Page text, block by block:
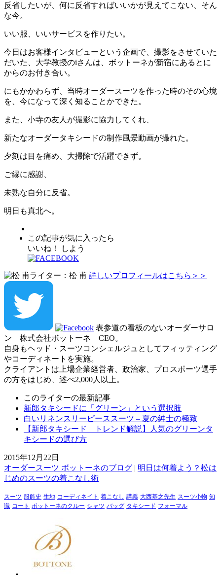
反省したいが、何に反省すればいいかが見えてこない、そん
な今。
いい服、いいサービスを作りたい。
今日はお客様インタビューという企画で、撮影をさせていた
だいた、大学教授のiさんは、ボットーネが新宿にあるとに
からのお付き合い。
にもかかわらず、当時オーダースーツを作った時のその心境
を、今になって深く知ることかできた。
また、小寺の友人が撮影に協力してくれ、
新たなオーダータキシードの制作風景動画が撮れた。
夕刻は目を痛め、大掃除で活躍できず。
ご縁に感謝、
未熟な自分に反省。
明日も真北へ。
この記事が気に入ったら
いいね！ しよう
ライター：松 甫 詳しいプロフィールはこちら＞＞
表参道の看板のないオーダーサロ
ン 株式会社ボットーネ CEO。
自身もヘッド・スーツコンシェルジュとしてフィッティング
やコーディネートを実施。
クライアントは上場企業経営者、政治家、プロスポーツ選手
の方をはじめ、述べ2,000人以上。
このライターの最新記事
新郎タキシードに「グリーン」という選択肢
白いリネンスリーピーススーツ – 夏の紳士の極致
【新郎タキシード トレンド解説】人気のグリーンタ
キシードの選び方
2015年12月22日
オーダースーツ ボットーネのブログ | 明日は何着よう？松は
じめのスーツの着こなし術
スーツ 服飾史 生地 コーディネイト 着こなし 講義 大西基之先生 スーツ小物 知
識 コート ボットーネのクルー シャツ バッグ タキシード フォーマル